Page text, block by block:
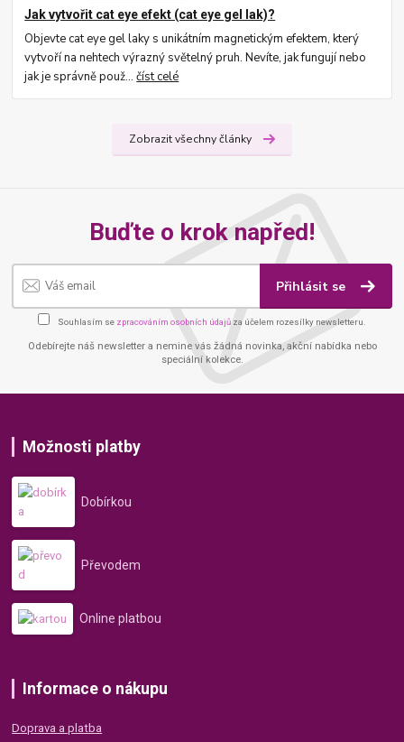
Jak vytvořit cat eye efekt (cat eye gel lak)?
Objevte cat eye gel laky s unikátním magnetickým efektem, který
vytvoří na nehtech výrazný světelný pruh. Nevíte, jak fungují nebo
jak je správně použ...číst celé
Zobrazit všechny články
Buďte o krok napřed!
Přihlásit se
Souhlasím se zpracováním osobních údajů za účelem rozesílky newsletteru.
Odebírejte náš newsletter a nemine vás žádná novinka, akční nabídka nebo
speciální kolekce.
Možnosti platby
Dobírkou
Převodem
Online platbou
Informace o nákupu
Doprava a platba